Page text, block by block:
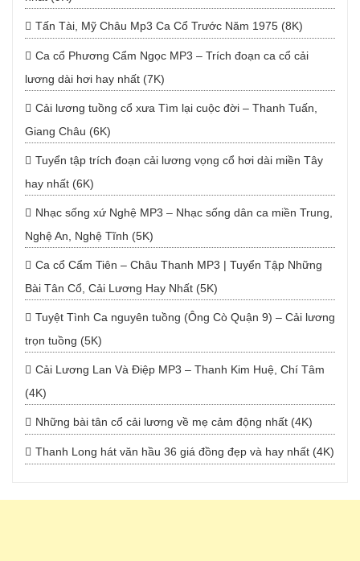
Tấn Tài, Mỹ Châu Mp3 Ca Cổ Trước Năm 1975 (8K)
Ca cổ Phương Cẩm Ngọc MP3 – Trích đoạn ca cổ cải
lương dài hơi hay nhất (7K)
Cải lương tuồng cổ xưa Tìm lại cuộc đời – Thanh Tuấn,
Giang Châu (6K)
Tuyển tập trích đoạn cải lương vọng cổ hơi dài miền Tây
hay nhất (6K)
Nhạc sống xứ Nghệ MP3 – Nhạc sống dân ca miền Trung,
Nghệ An, Nghệ Tĩnh (5K)
Ca cổ Cẩm Tiên – Châu Thanh MP3 | Tuyển Tập Những
Bài Tân Cổ, Cải Lương Hay Nhất (5K)
Tuyệt Tình Ca nguyên tuồng (Ông Cò Quận 9) – Cải lương
trọn tuồng (5K)
Cải Lương Lan Và Điệp MP3 – Thanh Kim Huệ, Chí Tâm
(4K)
Những bài tân cổ cải lương về mẹ cảm động nhất (4K)
Thanh Long hát văn hầu 36 giá đồng đẹp và hay nhất (4K)